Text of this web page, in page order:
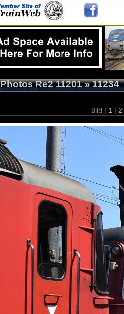
Photos Re2 11201»11234
Bild | 1 | 2